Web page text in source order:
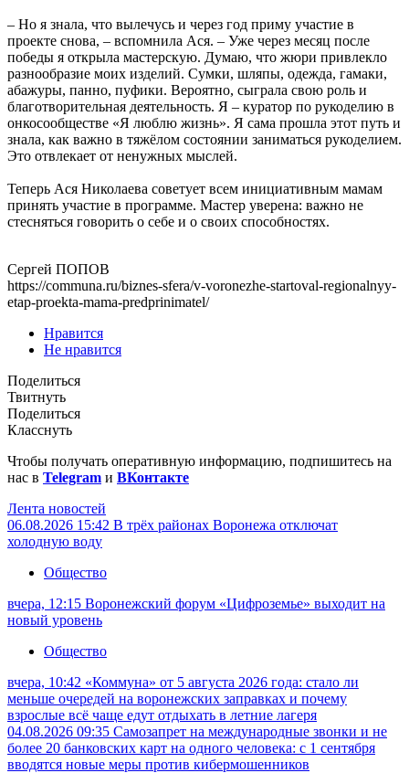
– Но я знала, что вылечусь и через год приму участие в
проекте снова, – вспомнила Ася. – Уже через месяц после
победы я открыла мастерскую. Думаю, что жюри привлекло
разнообразие моих изделий. Сумки, шляпы, одежда, гамаки,
абажуры, панно, пуфики. Вероятно, сыграла свою роль и
благотворительная деятельность. Я – куратор по рукоделию в
онкосообществе «Я люблю жизнь». Я сама прошла этот путь и
знала, как важно в тяжёлом состоянии заниматься рукоделием.
Это отвлекает от ненужных мыслей.
Теперь Ася Николаева советует всем инициативным мамам
принять участие в программе. Мастер уверена: важно не
стесняться говорить о себе и о своих способностях.
Сергей ПОПОВ
https://communa.ru/biznes-sfera/v-voronezhe-startoval-regionalnyy-
etap-proekta-mama-predprinimatel/
Нравится
Не нравится
Поделиться
Твитнуть
Поделиться
Класснуть
Чтобы получать оперативную информацию, подпишитесь на
нас в Telegram и ВКонтакте
Лента новостей
06.08.2026 15:42 В трёх районах Воронежа отключат
холодную воду
Общество
вчера, 12:15 Воронежский форум «Цифроземье» выходит на
новый уровень
Общество
вчера, 10:42 «Коммуна» от 5 августа 2026 года: стало ли
меньше очередей на воронежских заправках и почему
взрослые всё чаще едут отдыхать в летние лагеря
04.08.2026 09:35 Самозапрет на международные звонки и не
более 20 банковских карт на одного человека: с 1 сентября
вводятся новые меры против кибермошенников